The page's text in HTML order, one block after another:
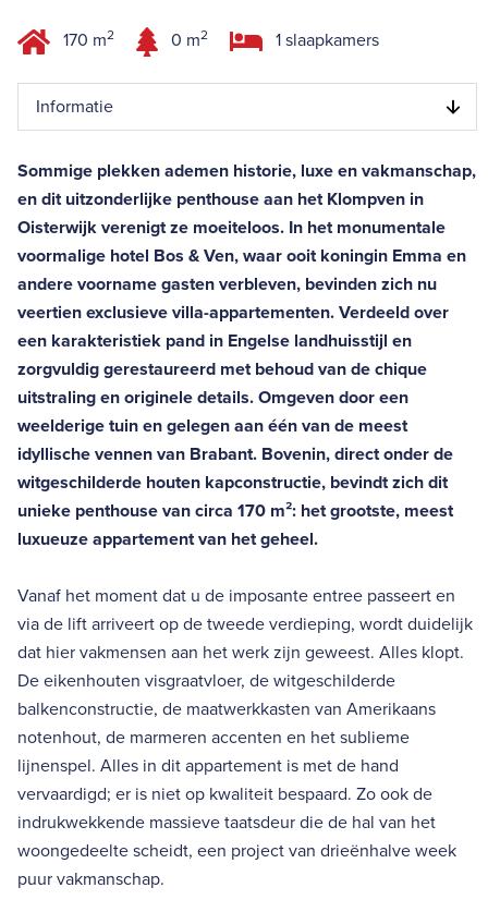
170 m2 0 m2 1 slaapkamers
Informatie
Sommige plekken ademen historie, luxe en vakmanschap,
en dit uitzonderlijke penthouse aan het Klompven in
Oisterwijk verenigt ze moeiteloos. In het monumentale
voormalige hotel Bos & Ven, waar ooit koningin Emma en
andere voorname gasten verbleven, bevinden zich nu
veertien exclusieve villa-appartementen. Verdeeld over
een karakteristiek pand in Engelse landhuisstijl en
zorgvuldig gerestaureerd met behoud van de chique
uitstraling en originele details. Omgeven door een
weelderige tuin en gelegen aan één van de meest
idyllische vennen van Brabant. Bovenin, direct onder de
witgeschilderde houten kapconstructie, bevindt zich dit
unieke penthouse van circa 170 m²: het grootste, meest
luxueuze appartement van het geheel.
Vanaf het moment dat u de imposante entree passeert en
via de lift arriveert op de tweede verdieping, wordt duidelijk
dat hier vakmensen aan het werk zijn geweest. Alles klopt.
De eikenhouten visgraatvloer, de witgeschilderde
balkenconstructie, de maatwerkkasten van Amerikaans
notenhout, de marmeren accenten en het sublieme
lijnenspel. Alles in dit appartement is met de hand
vervaardigd; er is niet op kwaliteit bespaard. Zo ook de
indrukwekkende massieve taatsdeur die de hal van het
woongedeelte scheidt, een project van drieënhalve week
puur vakmanschap.